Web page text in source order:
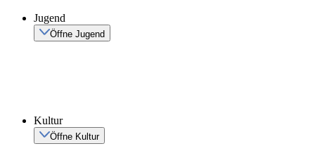
Jugend
Öffne Jugend
Kultur
Öffne Kultur